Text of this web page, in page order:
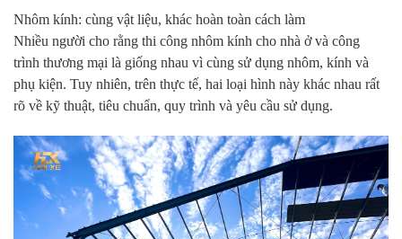
Nhôm kính: cùng vật liệu, khác hoàn toàn cách làm
Nhiều người cho rằng thi công nhôm kính cho nhà ở và công
trình thương mại là giống nhau vì cùng sử dụng nhôm, kính và
phụ kiện. Tuy nhiên, trên thực tế, hai loại hình này khác nhau rất
rõ về kỹ thuật, tiêu chuẩn, quy trình và yêu cầu sử dụng.